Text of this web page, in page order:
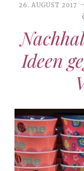
26. AUGUST 2017
Ideen